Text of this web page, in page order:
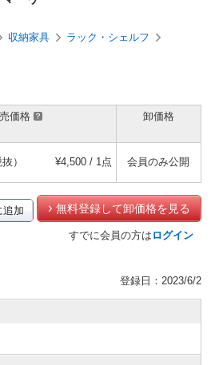
収納家具
ラック・シェルフ
価格 卸価格
） ¥4,500 / 1点 会員のみ公開
追加 無料登録して卸価格を見る
すでに会員の方は ログイン
登録日：2023/6/2